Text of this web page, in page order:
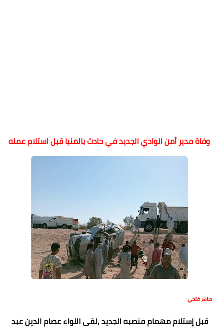
وفاة مدير أمن الوادي الجديد في حادث بالمنيا قبل استلام عمله
طاهر فتحي
قبل إستلام مهمام منصبه الجديد ،لقى اللواء عصام الدين عبد